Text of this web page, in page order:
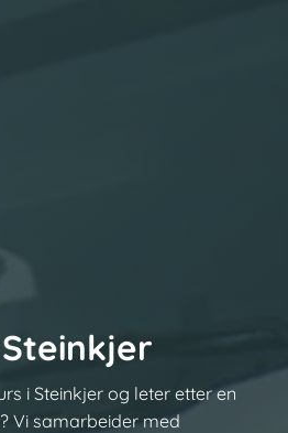
i Steinkjer og leter etter en
Vi samarbeider med